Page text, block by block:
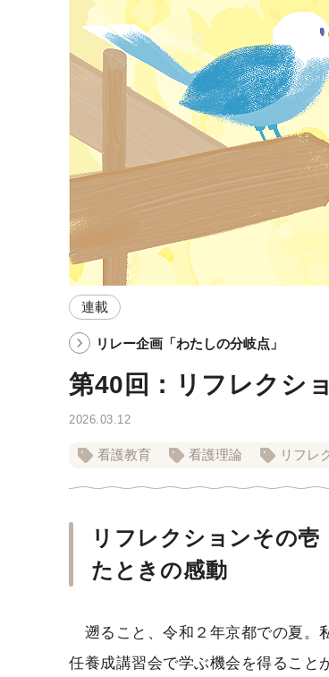
連載
リレー企画「わたしの分岐点」
第40回：リフレクシ
2026.03.12
看護教育 看護理論 リフレ
リフレクションその
たときの感動
遡ること、令和２年京都での夏。
任養成講習会で学ぶ機会を得ること